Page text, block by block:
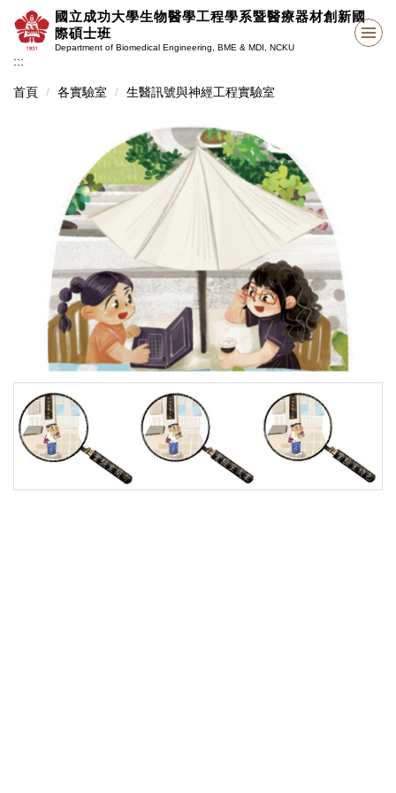
到
要
內
國立成功大學生物醫學工程學系暨醫療器材創新國
際碩士班
Department of Biomedical Engineering, BME & MDI, NCKU
:::
首頁 各實驗室 生醫訊號與神經工程實驗室